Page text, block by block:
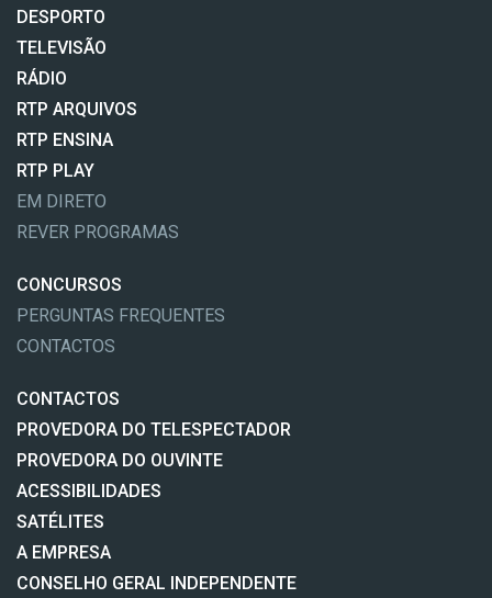
DESPORTO
TELEVISÃO
RÁDIO
RTP ARQUIVOS
RTP ENSINA
RTP PLAY
EM DIRETO
REVER PROGRAMAS
CONCURSOS
PERGUNTAS FREQUENTES
CONTACTOS
CONTACTOS
PROVEDORA DO TELESPECTADOR
PROVEDORA DO OUVINTE
ACESSIBILIDADES
SATÉLITES
A EMPRESA
CONSELHO GERAL INDEPENDENTE